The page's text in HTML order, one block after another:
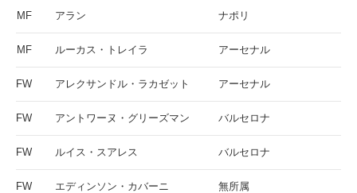
MF アラン ナポリ
MF ルーカス・トレイラ アーセナル
FW アレクサンドル・ラカゼット アーセナル
FW アントワーヌ・グリーズマン バルセロナ
FW ルイス・スアレス バルセロナ
FW エディンソン・カバーニ 無所属